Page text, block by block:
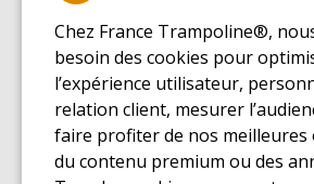
Guide d'achat pour les trampolines de loisirs
GUIDE DE MONTAGE
Guide de montage pour les trampolines de
GUIDE D'ENTRETIEN
Guide d'entretien des trampolines de loisirs
Chez France Trampoline®,
besoin des cookies pour
l’expérience utilisateur,
relation client, mesurer
faire profiter de nos meilleures
du contenu premium ou des